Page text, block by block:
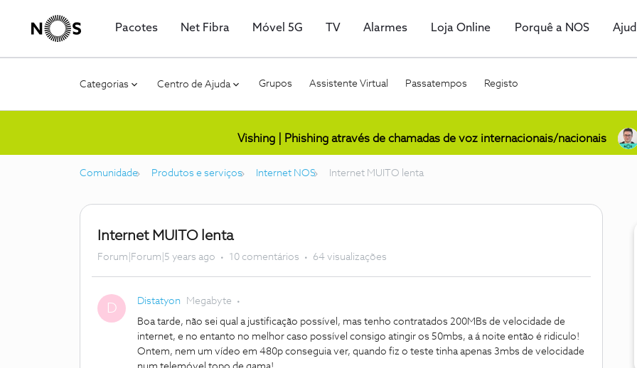
Pacotes Net Fibra Móvel 5G TV Alarmes Loja Online Porquê a NOS
Categorias Centro de Ajuda Grupos Assistente Virtual Passatempos Registo
Vishing | Phishing através de chamadas de voz internacionais/nacionais
Comunidade Produtos e serviços Internet NOS Internet MUITO lenta
Internet MUITO lenta
Forum|Forum|5 years ago 10 comentários 64 visualizações
D Distatyon Megabyte
Boa tarde, não sei qual a justificação possível, mas tenho contratados 200MBs de velocidade de
internet, e no entanto no melhor caso possível consigo atingir os 50mbs, a á noite então é ridiculo!
Ontem, nem um vídeo em 480p conseguia ver, quando fiz o teste tinha apenas 3mbs de velocidade